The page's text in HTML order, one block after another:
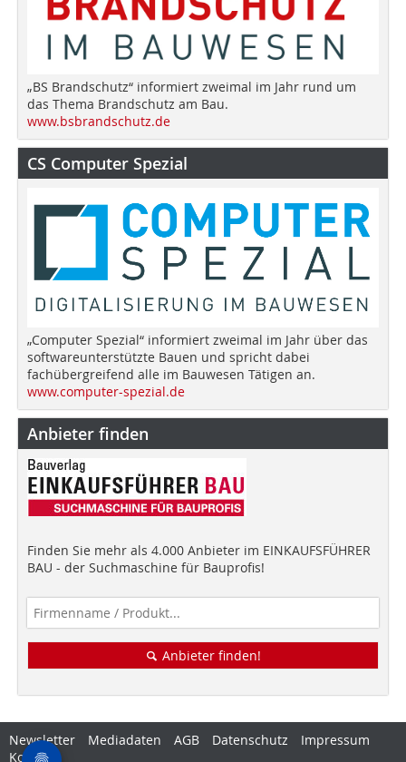
„BS Brandschutz“ informiert zweimal im Jahr rund um
das Thema Brandschutz am Bau.
www.bsbrandschutz.de
CS Computer Spezial
„Computer Spezial“ informiert zweimal im Jahr über das
softwareunterstützte Bauen und spricht dabei
fachübergreifend alle im Bauwesen Tätigen an.
www.computer-spezial.de
Anbieter finden
Finden Sie mehr als 4.000 Anbieter im EINKAUFSFÜHRER
BAU - der Suchmaschine für Bauprofis!
Anbieter finden!
Newsletter Mediadaten AGB Datenschutz
Impressum
Kontakt